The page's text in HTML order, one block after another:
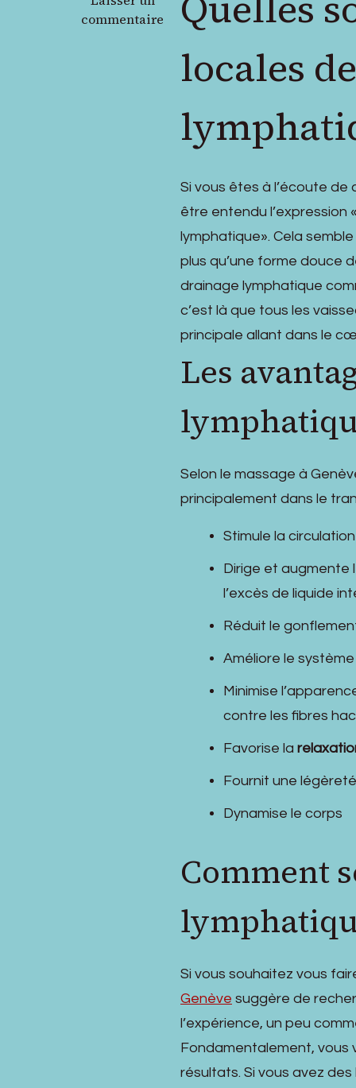
commentaire
Ces
lymphatique
locales
Si vous êtes à l’écoute
être entendu l’expression
lymphatique». Cela
plus qu’une forme douce
drainage lymphatique
c’est là que tous les
principale allant dans le
Les
Selon le massage à
principalement dans le
Stimule la
Dirige et augmente
l’excès de liquide
Réduit le
Améliore le
Minimise
contre les fibres
Favorise la
Fournit une
Dynamise le corps
Comment
Si vous souhaitez vous
Genève suggère de
l’expérience, un peu
Fondamentalement, vous
résultats. Si vous avez